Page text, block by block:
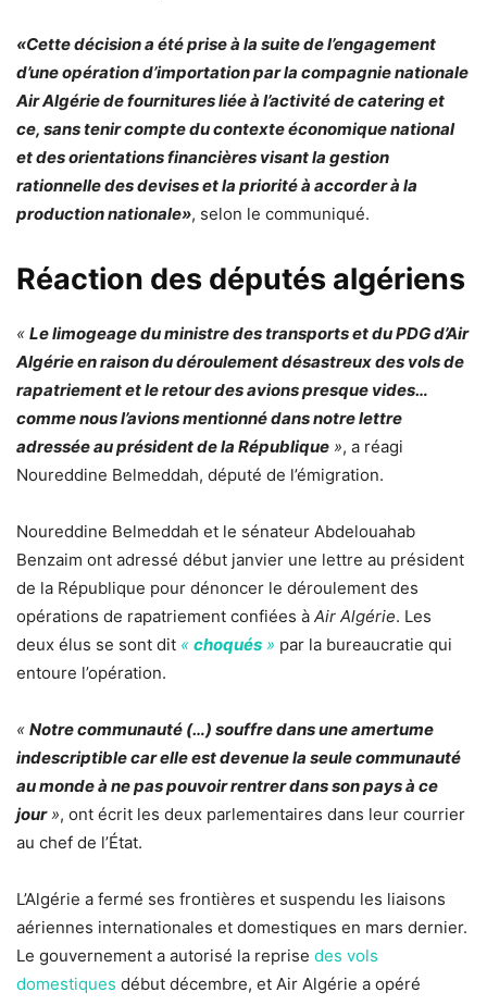
«Cette décision a été prise à la suite de l’engagement
d’une opération d’importation par la compagnie nationale
Air Algérie de fournitures liée à l’activité de catering et
ce, sans tenir compte du contexte économique national
et des orientations financières visant la gestion
rationnelle des devises et la priorité à accorder à la
production nationale», selon le communiqué.
Réaction des députés algériens
« Le limogeage du ministre des transports et du PDG d’Air
Algérie en raison du déroulement désastreux des vols de
rapatriement et le retour des avions presque vides…
comme nous l’avions mentionné dans notre lettre
adressée au président de la République », a réagi
Noureddine Belmeddah, député de l’émigration.
Noureddine Belmeddah et le sénateur Abdelouahab
Benzaim ont adressé début janvier une lettre au président
de la République pour dénoncer le déroulement des
opérations de rapatriement confiées à Air Algérie. Les
deux élus se sont dit « choqués » par la bureaucratie qui
entoure l’opération.
« Notre communauté (…) souffre dans une amertume
indescriptible car elle est devenue la seule communauté
au monde à ne pas pouvoir rentrer dans son pays à ce
jour», ont écrit les deux parlementaires dans leur courrier
au chef de l’État.
L’Algérie a fermé ses frontières et suspendu les liaisons
aériennes internationales et domestiques en mars dernier.
Le gouvernement a autorisé la reprise des vols
domestiques début décembre, et Air Algérie a opéré